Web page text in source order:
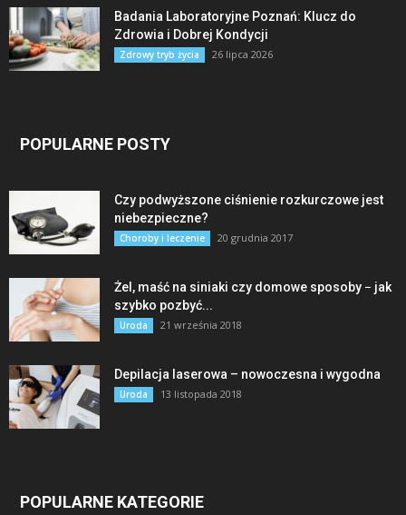
Badania Laboratoryjne Poznań: Klucz do
Zdrowia i Dobrej Kondycji
Zdrowy tryb życia 26 lipca 2026
POPULARNE POSTY
Czy podwyższone ciśnienie rozkurczowe jest
niebezpieczne?
Choroby i leczenie 20 grudnia 2017
Żel, maść na siniaki czy domowe sposoby − jak
szybko pozbyć...
Uroda 21 września 2018
Depilacja laserowa – nowoczesna i wygodna
Uroda 13 listopada 2018
POPULARNE KATEGORIE